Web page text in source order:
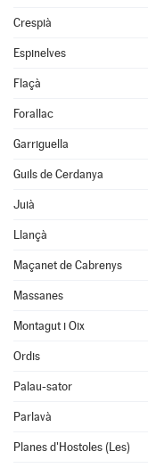
Crespià
Espinelves
Flaçà
Forallac
Garriguella
Guils de Cerdanya
Juià
Llançà
Maçanet de Cabrenys
Massanes
Montagut i Oix
Ordis
Palau-sator
Parlavà
Planes d'Hostoles (Les)